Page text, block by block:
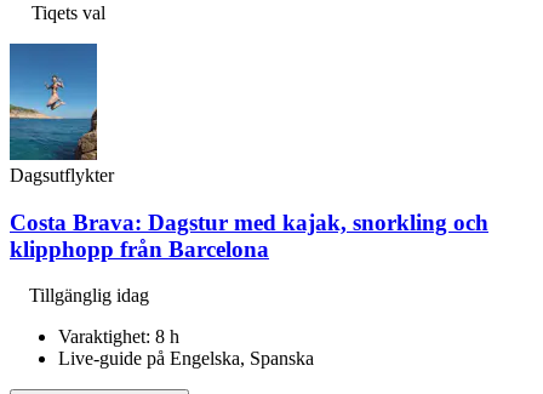
Tiqets val
Dagsutflykter
Costa Brava: Dagstur med kajak, snorkling och
klipphopp från Barcelona
Tillgänglig idag
Varaktighet: 8 h
Live-guide på Engelska, Spanska